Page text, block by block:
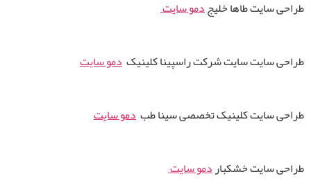
طراحی سایت طاها خلیجدمو سایت
طراحی سایت سایت شرکت راسپینا کلینیکدمو سایت
طراحی سایت کلینیک تخصصی سینا طبدمو سایت
طراحی سایت خشکباردمو سایت